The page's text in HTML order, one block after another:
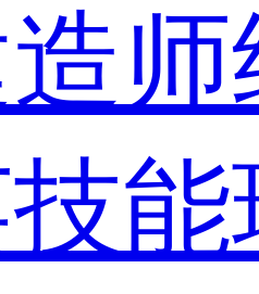
能